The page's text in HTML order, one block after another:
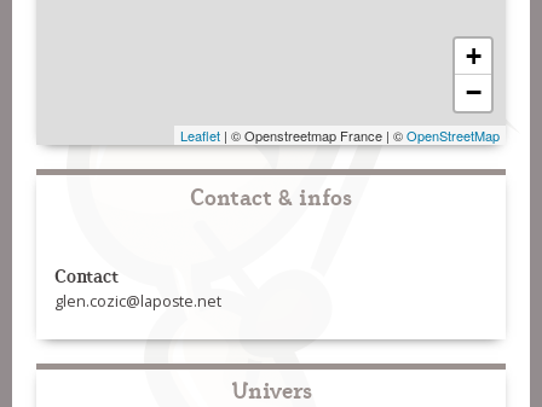
+
−
Leaflet | © Openstreetmap France | ©OpenStreetMap
Contact & infos
Contact
glen.cozic@laposte.net
Univers